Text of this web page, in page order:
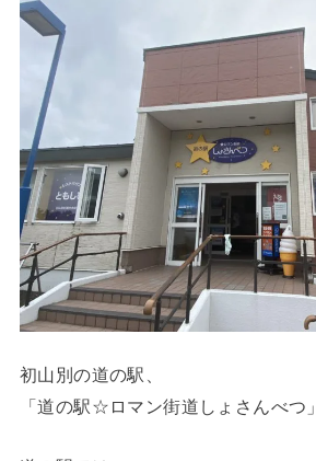
初山別の道の駅、
「道の駅☆ロマン街道しょさんべつ」